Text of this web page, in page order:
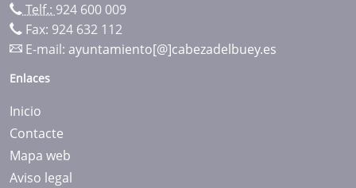
Telf.: 924 600 009
Fax: 924 632 112
E-mail: ayuntamiento[@]cabezadelbuey.es
Enlaces
Inicio
Contacte
Mapa web
Aviso legal